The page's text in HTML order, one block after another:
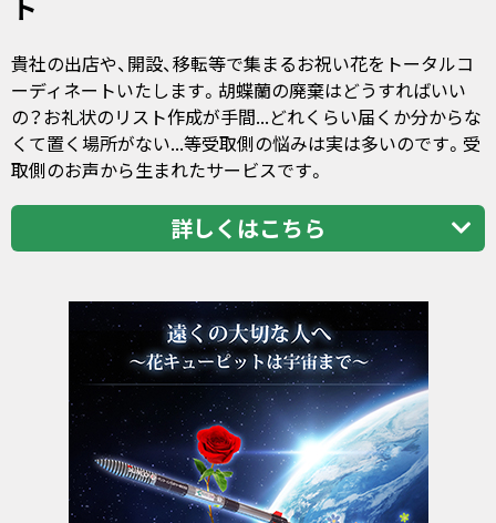
貴社の出店や、開設、移転等で集まるお祝い花をトータルコ
ーディネートいたします。胡蝶蘭の廃棄はどうすればいい
の？お礼状のリスト作成が手間...どれくらい届くか分からな
くて置く場所がない...等受取側の悩みは実は多いのです。受
取側のお声から生まれたサービスです。
詳しくはこちら